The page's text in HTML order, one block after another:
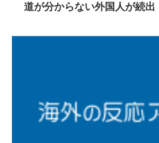
道が分からない外国人が続出